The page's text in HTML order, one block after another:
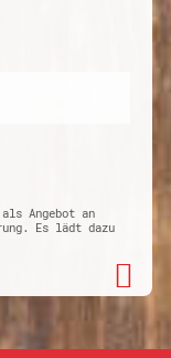
Angebot an
Es lädt dazu